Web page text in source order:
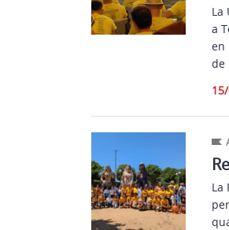
La
a
en
de
La